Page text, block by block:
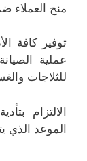
منح العملاء
توفير كافة
عملية
للثلاجات
الالتزام
الموعد الذي